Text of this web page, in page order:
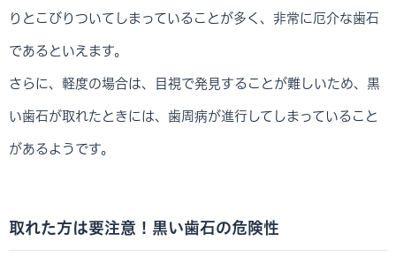
りとこびりついてしまっていることが多く、非常に厄介な歯石
であるといえます。
さらに、軽度の場合は、目視で発見することが難しいため、黒
い歯石が取れたときには、歯周病が進行してしまっていること
があるようです。
取れた方は要注意！黒い歯石の危険性